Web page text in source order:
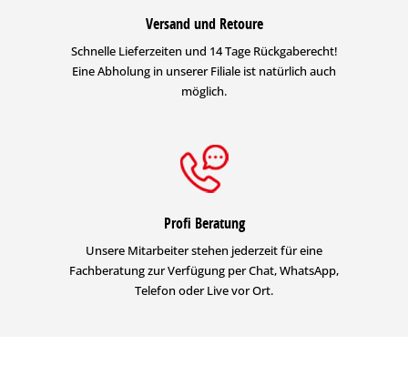
Versand und Retoure
Schnelle Lieferzeiten und 14 Tage Rückgaberecht!
Eine Abholung in unserer Filiale ist natürlich auch
möglich.
Profi Beratung
Unsere Mitarbeiter stehen jederzeit für eine
Fachberatung zur Verfügung per Chat, WhatsApp,
Telefon oder Live vor Ort.